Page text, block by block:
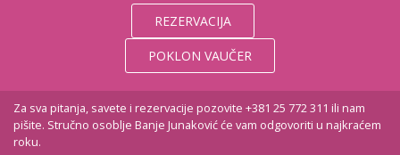
REZERVACIJA
POKLON VAUČER
Za sva pitanja, savete i rezervacije pozovite +381 25 772 311 ili nam
pišite. Stručno osoblje Banje Junaković će vam odgovoriti u najkraćem
roku.